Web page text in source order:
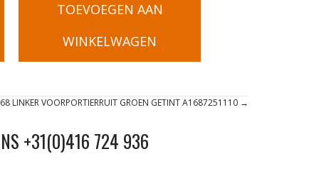
TOEVOEGEN AAN
WINKELWAGEN
LINKER VOORPORTIERRUIT GROEN GETINT A1687251110 →
+31(0)416 724 936